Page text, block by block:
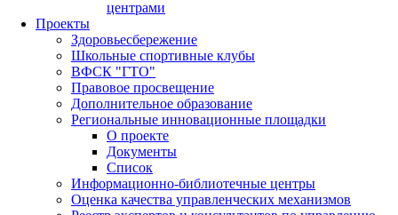
центрами
Проекты
Здоровьесбережение
Школьные спортивные клубы
ВФСК "ГТО"
Правовое просвещение
Дополнительное образование
Региональные инновационные площадки
О проекте
Документы
Список
Информационно-библиотечные центры
Оценка качества управленческих механизмов